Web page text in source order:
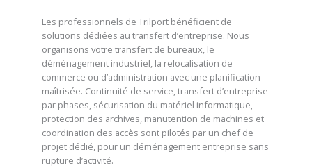
Les professionnels de Trilport bénéficient de
solutions dédiées au transfert d’entreprise. Nous
organisons votre transfert de bureaux, le
déménagement industriel, la relocalisation de
commerce ou d’administration avec une planification
maîtrisée. Continuité de service, transfert d’entreprise
par phases, sécurisation du matériel informatique,
protection des archives, manutention de machines et
coordination des accès sont pilotés par un chef de
projet dédié, pour un déménagement entreprise sans
rupture d’activité.